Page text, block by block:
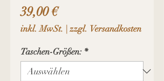
39,00 €Preis
inkl. MwSt. |zzgl. Versandkosten
Taschen-Größen: *